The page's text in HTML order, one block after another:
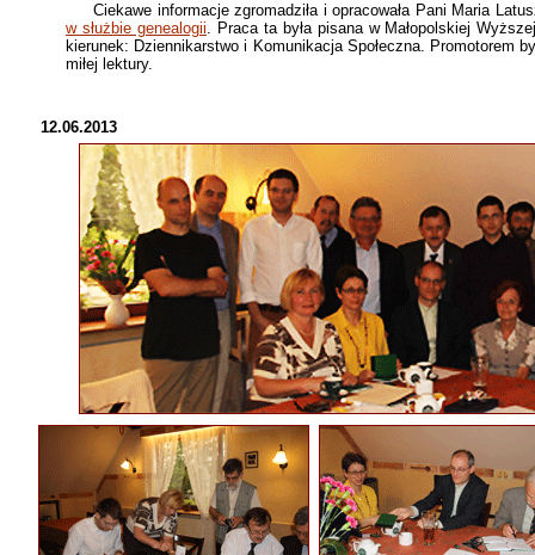
12.06.2013
Ciekawe informacje zgromadziła i opracowała Pani Maria
w służbie genealogii. Praca ta była pisana w Małopolskiej
kierunek: Dziennikarstwo i Komunikacja Społeczna. Promotorem
miłej lektury.